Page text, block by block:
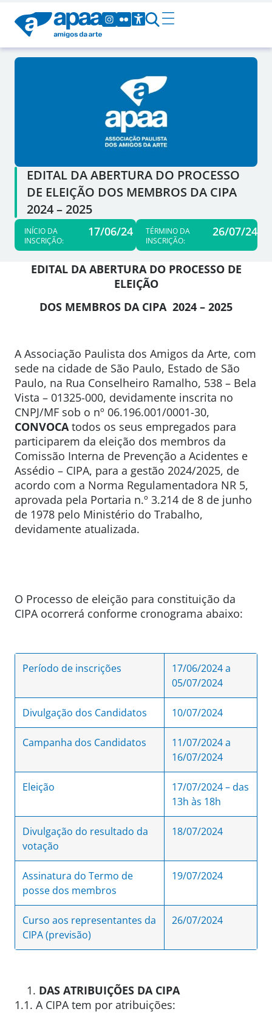
EDITAL DA ABERTURA DO PROCESSO
DE ELEIÇÃO DOS MEMBROS DA CIPA
2024 – 2025
INÍCIO DA
INSCRIÇÃO:
17/06/24
TÉRMINO DA
INSCRIÇÃO:
26/07/24
EDITAL DA ABERTURA DO PROCESSO DE
ELEIÇÃO
DOS MEMBROS DA CIPA 2024 – 2025
A Associação Paulista dos Amigos da Arte, com
sede na cidade de São Paulo, Estado de São
Paulo, na Rua Conselheiro Ramalho, 538 – Bela
Vista – 01325-000, devidamente inscrita no
CNPJ/MF sob o nº 06.196.001/0001-30,
CONVOCAtodos os seus empregados para
participarem da eleição dos membros da
Comissão Interna de Prevenção a Acidentes e
Assédio – CIPA, para a gestão 2024/2025, de
acordo com a Norma Regulamentadora NR 5,
aprovada pela Portaria n.º 3.214 de 8 de junho
de 1978 pelo Ministério do Trabalho,
devidamente atualizada.
O Processo de eleição para constituição da
CIPA ocorrerá conforme cronograma abaixo:
Período de inscrições
17/06/2024 a
05/07/2024
Divulgação dos Candidatos 10/07/2024
Campanha dos Candidatos
11/07/2024 a
16/07/2024
Eleição
17/07/2024 – das
13h às 18h
Divulgação do resultado da
votação
18/07/2024
Assinatura do Termo de
posse dos membros
19/07/2024
Curso aos representantes da
CIPA (previsão)
26/07/2024
DAS ATRIBUIÇÕES DA CIPA
1.1. A CIPA tem por atribuições: